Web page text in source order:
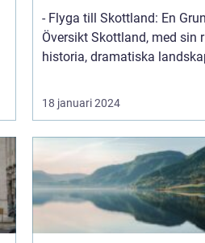
Fascinerande Land
- Flyga till Skottland: En
Översikt Skottland, med sin rika
historia, dramatiska
18 januari 2024